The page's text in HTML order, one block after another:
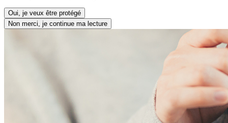
Oui, je veux être protégé
Non merci, je continue ma lecture